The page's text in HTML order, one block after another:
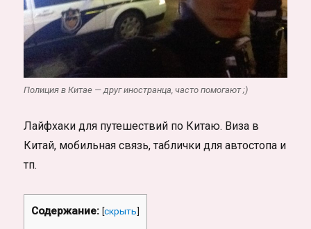
Полиция в Китае — друг иностранца, часто помогают ;)
Лайфхаки для путешествий по Китаю. Виза в
Китай, мобильная связь, таблички для автостопа и
тп.
Содержание: [скрыть]